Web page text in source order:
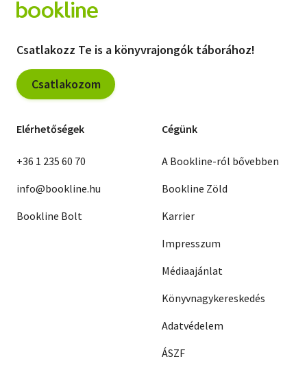
Csatlakozz Te is a könyvrajongók táborához!
Csatlakozom
Elérhetőségek
+36 1 235 60 70
info@bookline.hu
Bookline Bolt
Cégünk
A Bookline-ról bővebben
Bookline Zöld
Karrier
Impresszum
Médiaajánlat
Könyvnagykereskedés
Adatvédelem
ÁSZF